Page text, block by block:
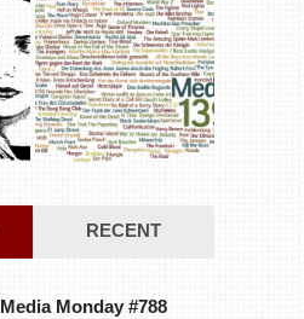
RECENT
Media Monday #788